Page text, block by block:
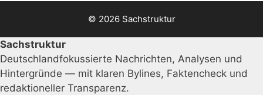
© 2026 Sachstruktur
Sachstruktur
Deutschlandfokussierte Nachrichten, Analysen und
Hintergründe — mit klaren Bylines, Faktencheck und
redaktioneller Transparenz.